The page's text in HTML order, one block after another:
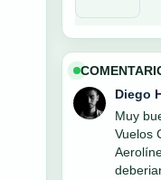
Diego
Muy
Vuelos